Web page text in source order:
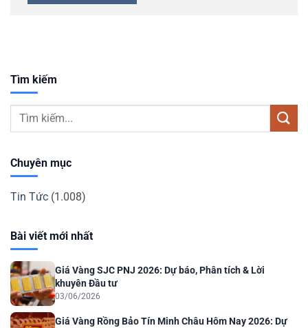
Tìm kiếm
Chuyên mục
Tin Tức (1.008)
Bài viết mới nhất
Giá Vàng SJC PNJ 2026: Dự báo, Phân tích & Lời
khuyên Đầu tư
03/06/2026
Giá Vàng Rồng Bảo Tín Minh Châu Hôm Nay 2026: Dự